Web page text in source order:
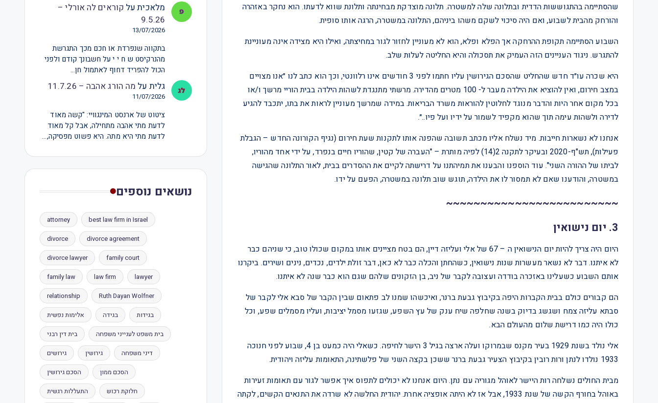
שהסתיימה בהתגוששות הדדית ובתלונה שלה למשטרה. תלונה מוצדקת מבחינתה ותלונת שווא לדעתו. הוא נחקר באזהרה
והורחק מהבית לשבוע, ואם היה סיכוי לשקם משהו ביניהם, התלונה במשטרה, הרגה אותו סופית.
השבוע הסתיימה תקופת ההרחקה אך הפלא ופלא, הוא לא מעוניין לחזור לגור במחיצתה, ואילו היא מצידה אינה מעוניינת
להתגרש. ניגוד העניינים הזה העמיק את תסכולה והיא החליטה לעלות שלב.
היא שכרה עו״ד חדש שהחליט שהסכם הגירושין עליו חתמו לפני 3 חודשים אינו רלוונטי, וכך הוא כתב לנו ״אנו מצויים
במצב חירום, ואין להוציא את הילדה מעבר ל- 100 מטרים מהדירה. מרשתי מתנגדת לשהות הילדה בבית הוריי מרשך ו/או
בכל מקום אחר היות והדבר מנוגד לחלוטין להוראות משרד הבריאות. במידה שמרשך מעוניין לראות את בתו, יתכבד להגיע
לדירה ולשהות עימה תוך שהוא מקפיד לשמור על ידיו ועל פיו..״.
אנחנו לא נשארות חייבות. מיד נשלח אליו מכתב תשובה שהפנה אותו לתקנות שעת חירום (נגיף הקורונה החדש – הגבלת
פעילות), תש"ף-2020 ובעיקר לתקנה 2(14) לפיה מותרת – "העברה של קטין, שהוריו חיים בנפרד, על ידי אחד מהוריו,
לביתו של ההורה השני". עוד הוספנו והבענו את תמיהתנו על דרישתה לקיים את ההסדרים בבית, לאור התלונה שהגישה
במשטרה, והודענו שאם לא תמסור לו את הילדה, תוגש שוב תלונה במשטרה, הפעם על ידו.
~~~~~~~~~~~~~~~~~~~~~~~~~
3. יום נישואין
היום היה צריך להיות יום הנישואין ה – 67 של אלי ועליזה דיין, הם בטח מציינים אותו במקום שכולו טוב, כי שניהם כבר
לא איתנו. דבר לא נשאר מעשרות שנות נישואין, כשהחתן והכלה כבר לא כאן, דבר זולת ילדים, נכדים, נינים ושירים. ביקרנו
אותם השבוע כשעלינו באזכרה בודדה ועצובה לקבר של ניב, בן הזקונים שלהם שגם הוא כבר שנה לא איתנו.
הם קבורים כולם בבית הקברות היפה בקיבוץ גבעת ברנר, ואיכשהו שמנו לב פתאום שבין הקבר של סבא אלי לקבר של
סבתא עליזה צמח ושגשג בדיוק בשנה שחלפה שיח ענק של עץ השפע, שגזעו מסמל יציבות, ועליו מסמלים שפע, וכל
כולו היה כמו דרישת שלום מהעולם הבא.
אלי נולד בשנת 1929 בעיר מקנס שבמרוקו ועלה ארצה בגיל 3 הישר לחיפה. כשאלי היה כמעט בן 4, שבוע לפני חנוכה
1933 נולדו לנתן ורות רובין בקיבוץ הצעיר גבעת ברנר ששכן בקצה השני של פלשתינה, התאומות עליזה ויהודית.
מבית החולים נשלחה רות היישר לאוהל מגוריה עם נתן. היום אנחנו לא יכולים לתפוס איך אפשר לגור עם תאומות זעירות
באוהל בחורף הקשה של שנת 1933, אבל אז לא היתה אופציה אחרת. יהודית החלשה לא שרדה את התנאים הקשים, לקתה
מלאכיתעל קוראים לה אורלי –
9.5.26
13/07/2026
בתקווה שנפרדת או חכם מכך התגרשת
מהנרקיסט ש ח י י על חשבונך קודם ולפני
הכול להפריד דחוף לאתמול חן…
גלית על מה הורג אהבה – 11.7.26
11/07/2026
ציטוט של ארנסט המינגוויי: "קשה מאוד
לדעת מתי אהבה מתחילה, אבל קל מאוד
לדעת מתי היא מתה. היא פשוט מפסיקה,…
נושאים נוספים
attorney best law firm in Israel
divorce divorce agreement
divorce lawyer family court
family law law firm lawyer
relationship Ruth Dayan Wolfner
אלימות נפשית בגידה בגידות
בית דין רבני בית משפט לענייני משפחה
גירושים גירושין דיני משפחה
הסכם גירושין הסכם ממון
התעללות רגשית חלוקת רכוש